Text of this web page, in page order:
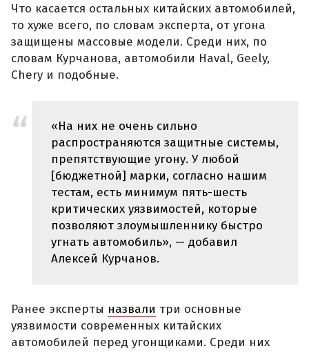
Что касается остальных китайских автомобилей,
то хуже всего, по словам эксперта, от угона
защищены массовые модели. Среди них, по
словам Курчанова, автомобили Haval, Geely,
Chery и подобные.
«На них не очень сильно
распространяются защитные системы,
препятствующие угону. У любой
[бюджетной] марки, согласно нашим
тестам, есть минимум пять-шесть
критических уязвимостей, которые
позволяют злоумышленнику быстро
угнать автомобиль», — добавил
Алексей Курчанов.
Ранее эксперты назвали три основные
уязвимости современных китайских
автомобилей перед угонщиками. Среди них